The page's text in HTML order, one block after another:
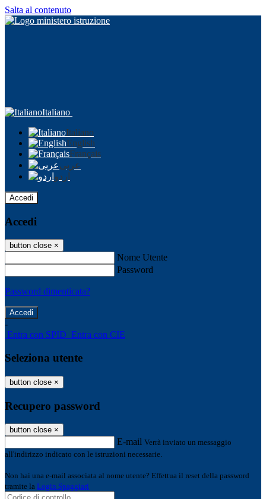
Salta al contenuto
Italiano
Italiano
English
Français
عربى
اردو
Accedi
Accedi
button close ×
Nome Utente
Password
Password dimenticata?
-
Entra con SPID Entra con CIE
Seleziona utente
button close ×
Recupero password
button close ×
E-mail Verrà inviato un messaggio
all'indirizzo indicato con le istruzioni necessarie.
Non hai una e-mail associata al nome utente? Effettua il reset della password
tramite la Login Spaggiari